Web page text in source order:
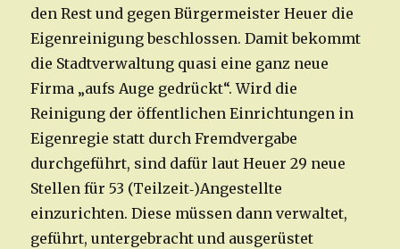
den Rest und gegen Bürgermeister Heuer die
Eigenreinigung beschlossen. Damit bekommt
die Stadtverwaltung quasi eine ganz neue
Firma „aufs Auge gedrückt“. Wird die
Reinigung der öffentlichen Einrichtungen in
Eigenregie statt durch Fremdvergabe
durchgeführt, sind dafür laut Heuer 29 neue
Stellen für 53 (Teilzeit‑)Angestellte
einzurichten. Diese müssen dann verwaltet,
geführt, untergebracht und ausgerüstet